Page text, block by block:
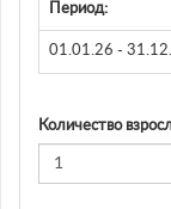
Период:
01.01.26 -
Количество